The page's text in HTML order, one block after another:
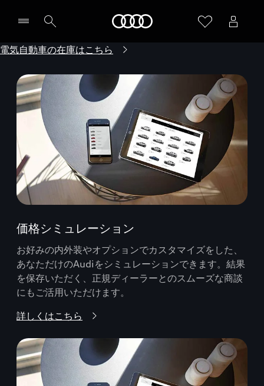
電気自動車の在庫はこちら
価格シミュレーション
お好みの内外装やオプションでカスタマイズをした、
あなただけのAudiをシミュレーションできます。結果
を保存いただく、正規ディーラーとのスムーズな商談
にもご活用いただけます。
詳しくはこちら